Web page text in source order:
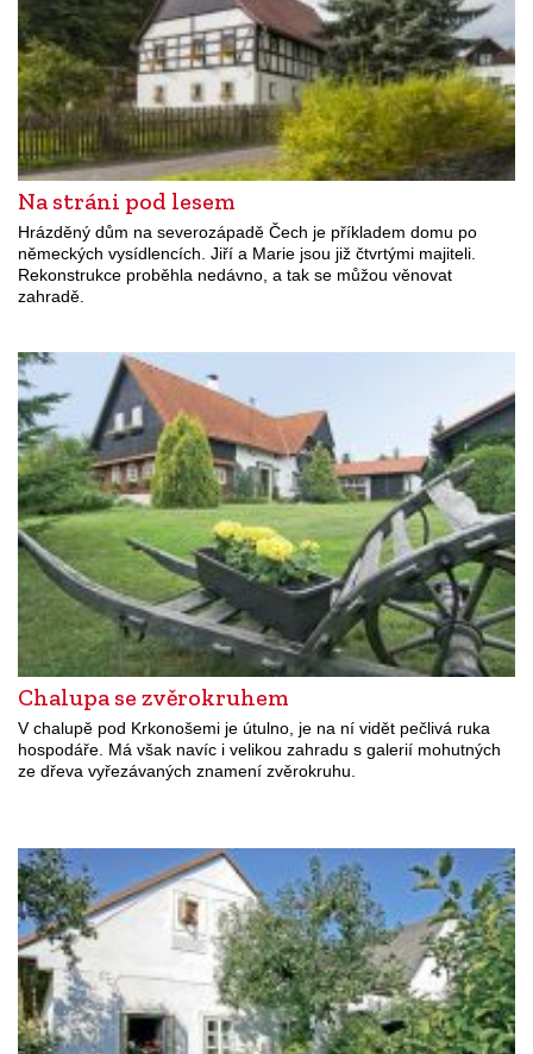
Na stráni pod lesem
Hrázděný dům na severozápadě Čech je příkladem domu po
německých vysídlencích. Jiří a Marie jsou již čtvrtými majiteli.
Rekonstrukce proběhla nedávno, a tak se můžou věnovat
zahradě.
Chalupa se zvěrokruhem
V chalupě pod Krkonošemi je útulno, je na ní vidět pečlivá ruka
hospodáře. Má však navíc i velikou zahradu s galerií mohutných
ze dřeva vyřezávaných znamení zvěrokruhu.